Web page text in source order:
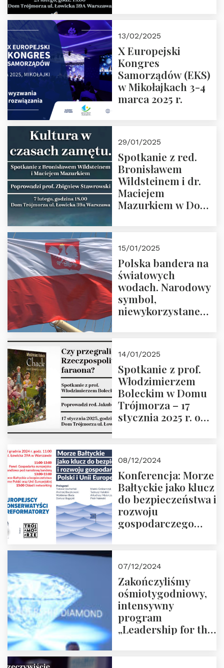
Zapraszamy
13/02/2025
X Europejski
Kongres
Samorządów (EKS)
w Mikołajkach 3-4
marca 2025 r.
29/01/2025
Spotkanie z red.
Bronisławem
Wildsteinem i dr.
Maciejem
Mazurkiem w Domu
Prowadzi prof.
Zbigniew
Stawrowski
15/01/2025
Polska bandera na
światowych
wodach. Narodowy
symbol,
niewykorzystane
14/01/2025
Spotkanie z prof.
Włodzimierzem
Boleckim w Domu
Trójmorza – 17
stycznia 2025 r. o
08/12/2024
Konferencja: Morze
Bałtyckie jako klucz
do bezpieczeństwa i
rozwoju
gospodarczego
ZAPRASZAMY
07/12/2024
Zakończyliśmy
ośmiotygodniowy,
intensywny
program
„Leadership for the